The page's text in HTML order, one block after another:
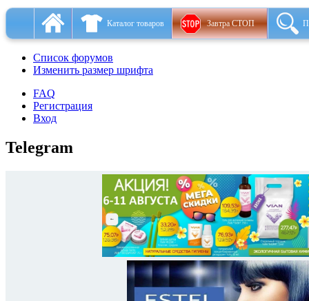
Каталог товаров Завтра СТОП
Список форумов
Изменить размер шрифта
FAQ
Регистрация
Вход
Telegram